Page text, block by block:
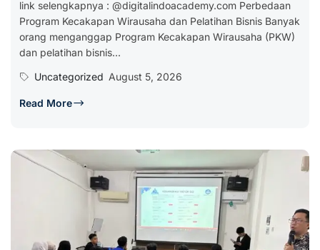
link selengkapnya : @digitalindoacademy.com Perbedaan
Program Kecakapan Wirausaha dan Pelatihan Bisnis Banyak
orang menganggap Program Kecakapan Wirausaha (PKW)
dan pelatihan bisnis...
Uncategorized August 5, 2026
Read More